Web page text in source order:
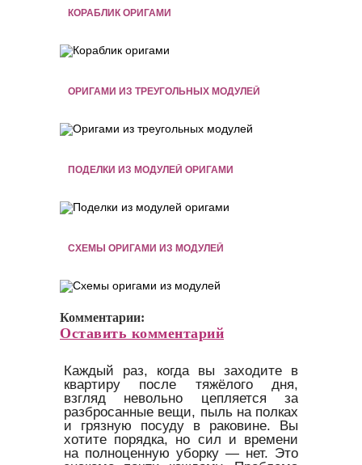
КОРАБЛИК ОРИГАМИ
ОРИГАМИ ИЗ ТРЕУГОЛЬНЫХ МОДУЛЕЙ
ПОДЕЛКИ ИЗ МОДУЛЕЙ ОРИГАМИ
СХЕМЫ ОРИГАМИ ИЗ МОДУЛЕЙ
Комментарии:
Оставить комментарий
Каждый раз, когда вы заходите в
квартиру после тяжёлого дня,
взгляд невольно цепляется за
разбросанные вещи, пыль на полках
и грязную посуду в раковине. Вы
хотите порядка, но сил и времени
на полноценную уборку — нет. Это